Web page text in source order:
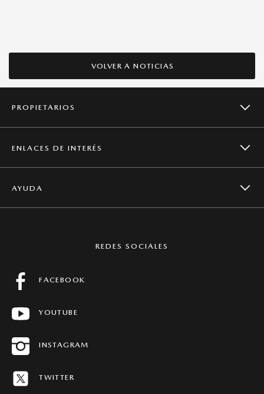
VOLVER A NOTICIAS
PROPIETARIOS
CAMPAÑAS DE SEGURIDAD
ENLACES DE INTERÉS
NOTICIAS
REVISTAS MAZDA STORIES
AYUDA
PREGUNTAS FRECUENTES
MAPA DEL SITIO
REDES SOCIALES
FACEBOOK
YOUTUBE
INSTAGRAM
TWITTER